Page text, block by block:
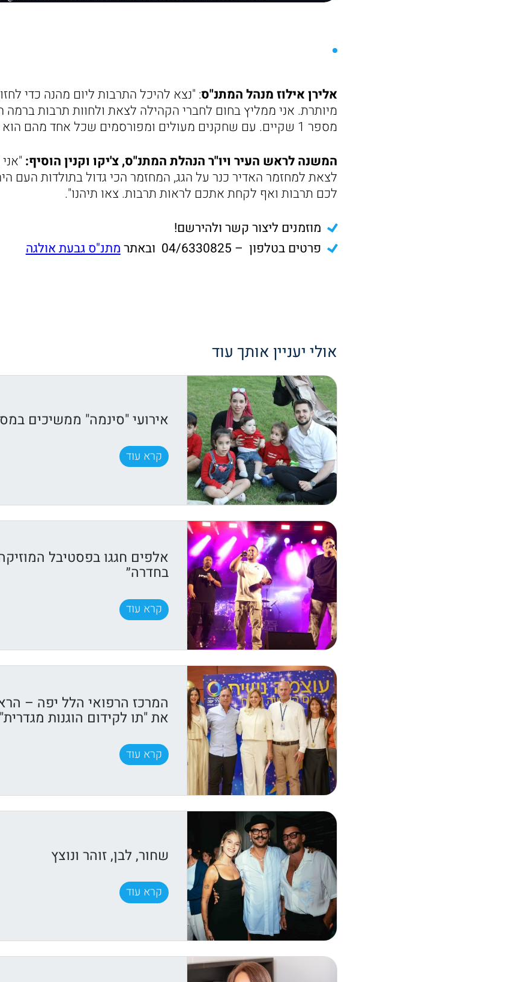
אלירן אילוז מנהל המתנ"ס: "נצא להיכל התרבות ליום מהנה כדי
מיותרת. אני ממליץ בחום לחברי הקהילה לצאת ולחוות תרבות ברמה
מספר 1 שקיים. עם שחקנים מעולים ומפורסמים שכל אחד מהם הוא אגדה!".
המשנה לראש העיר ויו"ר הנהלת המתנ"ס, צ'יקו וקנין הוסיף:
לצאת למחזמר האדיר כנר על הגג, המחזמר הכי גדול בתולדות העם
לכם תרבות ואף לקחת אתכם לראות תרבות. צאו תיהנו".
מוזמנים ליצור קשר ולהירשם!
פרטים בטלפון – 04/6330825 ובאתר
מתנ"ס גבעת אולגה
אולי יעניין אותך עוד
אירועי "סינמה" ממשיכים
קרא עוד
אלפים חגגו בפסטיבל
בחדרה״
קרא עוד
המרכז הרפואי הלל יפה –
את "תו לקידום הוגנות
קרא עוד
שחור, לבן, זוהר ונוצץ
קרא עוד